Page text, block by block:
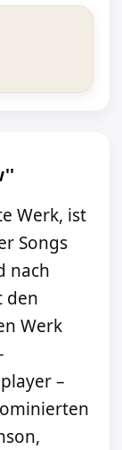
Werk, ist
Songs
nach
den
Werk
–